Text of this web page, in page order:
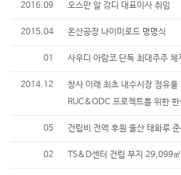
2016.09 오스만 알 감디 대표이사 취임
2015.04 온산공장 나이미로드 명명식
01 사우디 아람코 단독 최대주주 체
2014.12
창사 이래 최초 내수시장 점유
RUC&ODC 프로젝트를 위한
05 건립비 전액 후원 울산 태화루
02 TS&D센터 건립 부지 29,099